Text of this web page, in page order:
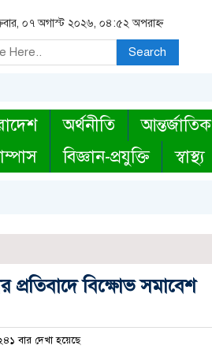
০৭ অগাস্ট ২০২৬, ০৪:৫২ অপরাহ্ন
Search
অর্থনীতি আন্তর্জাতিক
বিজ্ঞান-প্রযুক্তি স্বাস্থ্য
বিক্ষোভ সমাবেশ
বার দেখা হয়েছে